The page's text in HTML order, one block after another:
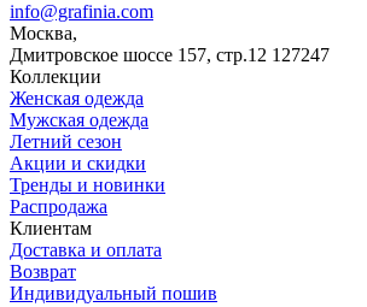
info@grafinia.com
Москва,
Дмитровское шоссе 157, стр.12 127247
Коллекции
Женская одежда
Мужская одежда
Летний сезон
Акции и скидки
Тренды и новинки
Распродажа
Клиентам
Доставка и оплата
Возврат
Индивидуальный пошив